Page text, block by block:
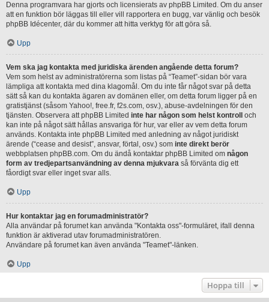
Denna programvara har gjorts och licensierats av phpBB Limited. Om du anser
att en funktion bör läggas till eller vill rapportera en bugg, var vänlig och besök
phpBB Idécenter, där du kommer att hitta verktyg för att göra så.
Upp
Vem ska jag kontakta med juridiska ärenden angående detta forum?
Vem som helst av administratörerna som listas på “Teamet”-sidan bör vara
lämpliga att kontakta med dina klagomål. Om du inte får något svar på detta
sätt så kan du kontakta ägaren av domänen eller, om detta forum ligger på en
gratistjänst (såsom Yahoo!, free.fr, f2s.com, osv.), abuse-avdelningen för den
tjänsten. Observera att phpBB Limited inte har någon som helst kontroll
och
kan inte på något sätt hållas ansvariga för hur, var eller av vem detta forum
används. Kontakta inte phpBB Limited med anledning av något juridiskt
ärende (“cease and desist”, ansvar, förtal, osv.) som inte direkt berör
webbplatsen phpBB.com. Om du ändå kontaktar phpBB Limited om någon
form av tredjepartsanvändning av denna mjukvara så förvänta dig ett
fåordigt svar eller inget svar alls.
Upp
Hur kontaktar jag en forumadministratör?
Alla användar på forumet kan använda "Kontakta oss"-formuläret, ifall denna
funktion är aktiverad utav forumadministratören.
Användare på forumet kan även använda "Teamet"-länken.
Upp
Hoppa till